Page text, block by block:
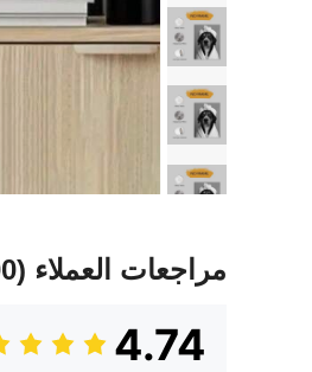
مراجعات العملاء (500+)
4.74